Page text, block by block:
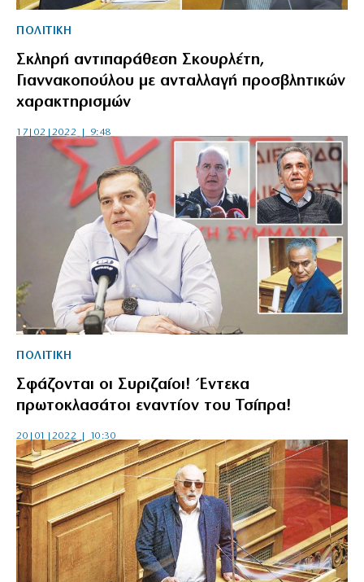
ΠΟΛΙΤΙΚΗ
Σκληρή αντιπαράθεση Σκουρλέτη,
Γιαννακοπούλου με ανταλλαγή προσβλητικών
χαρακτηρισμών
17|02|2022 | 9:48
ΠΟΛΙΤΙΚΗ
Σφάζονται οι Συριζαίοι! Έντεκα
πρωτοκλασάτοι εναντίον του Τσίπρα!
20|01|2022 | 10:30